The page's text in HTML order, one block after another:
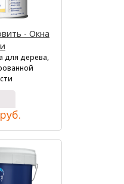
- Окна
для дерева,